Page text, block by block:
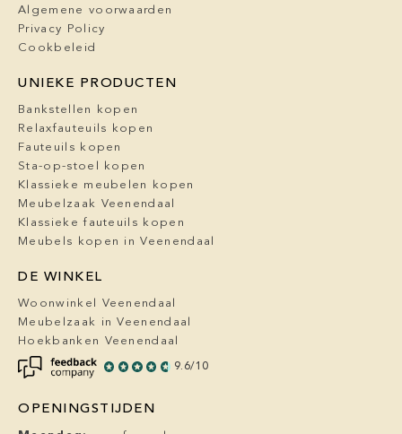
Algemene voorwaarden
Privacy Policy
Cookbeleid
UNIEKE PRODUCTEN
Bankstellen kopen
Relaxfauteuils kopen
Fauteuils kopen
Sta-op-stoel kopen
Klassieke meubelen kopen
Meubelzaak Veenendaal
Klassieke fauteuils kopen
Meubels kopen in Veenendaal
DE WINKEL
Woonwinkel Veenendaal
Meubelzaak in Veenendaal
Hoekbanken Veenendaal
9.6/10
OPENINGSTIJDEN